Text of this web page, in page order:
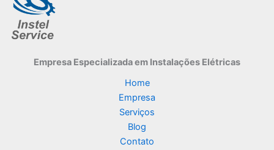
Empresa Especializadaem Instalações Elétricas
Home
Empresa
Serviços
Blog
Contato